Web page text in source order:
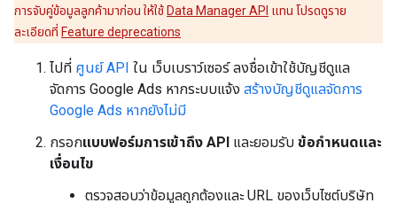
การจับคู่ข้อมูลลูกค้ามาก่อน ให้ใช้ Data Manager API แทน โปรดดูราย
ละเอียดที่ Feature deprecations
ไปที่ ศูนย์ API ใน เว็บเบราว์เซอร์ ลงชื่อเข้าใช้บัญชีดูแล
จัดการ Google Ads หากระบบแจ้ง สร้างบัญชีดูแลจัดการ
Google Ads หากยังไม่มี
กรอกแบบฟอร์มการเข้าถึง API และยอมรับ ข้อกำหนดและ
เงื่อนไข
ตรวจสอบว่าข้อมูลถูกต้องและ URL ของเว็บไซต์บริษัท